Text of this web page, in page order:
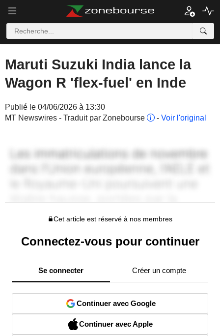
Maruti Suzuki India lance la
Wagon R 'flex-fuel' en Inde
Publié le 04/06/2026 à 13:30
MT Newswires - Traduit par Zonebourse
- Voir l'original
Cet article est réservé à nos membres
Connectez-vous pour continuer
Se connecter Créer un compte
Continuer avec Google
Continuer avec Apple